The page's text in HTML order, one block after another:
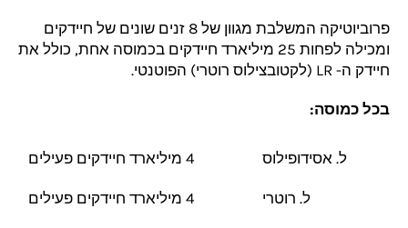
פרוביוטיקה
המשלבת מגוון של 8 זנים שונים של חיידקים
ומכילה לפחות 25 מיליארד חיידקים בכמוסה אחת, כולל את
חיידק ה- LR (לקטובצילוס רוטרי) הפוטנטי.
בכל כמוסה:
ל. אסידופילוס 4 מיליארד חיידקים פעילים
ל. רוטרי 4 מיליארד חיידקים פעילים